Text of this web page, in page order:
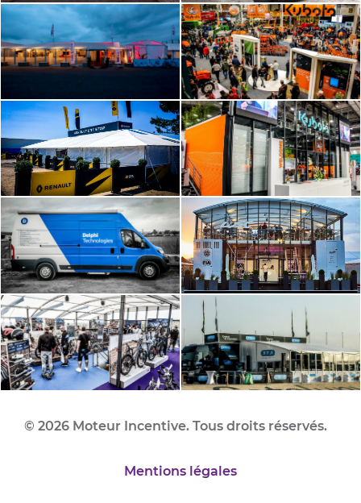
© 2026 Moteur Incentive. Tous droits réservés.
Mentions légales